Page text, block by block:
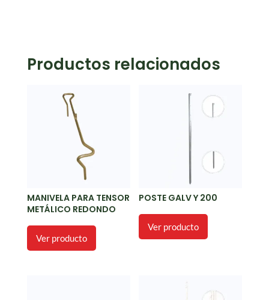
Productos relacionados
MANIVELA PARA TENSOR
METÁLICO REDONDO
Ver producto
POSTE GALV Y 200
Ver producto